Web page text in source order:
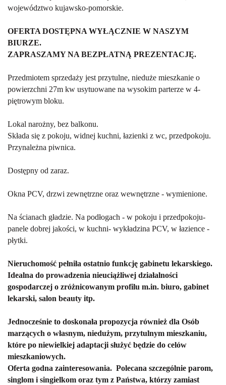
województwo kujawsko-pomorskie.
OFERTA DOSTĘPNA WYŁĄCZNIE W NASZYM
BIURZE.
ZAPRASZAMY NA BEZPŁATNĄ PREZENTACJĘ.
Przedmiotem sprzedaży jest przytulne, nieduże mieszkanie o
powierzchni 27m kw usytuowane na wysokim parterze w 4-
piętrowym bloku.
Lokal narożny, bez balkonu.
Składa się z pokoju, widnej kuchni, łazienki z wc, przedpokoju.
Przynależna piwnica.
Dostępny od zaraz.
Okna PCV, drzwi zewnętrzne oraz wewnętrzne - wymienione.
Na ścianach gładzie. Na podłogach - w pokoju i przedpokoju-
panele dobrej jakości, w kuchni- wykładzina PCV, w łazience -
płytki.
Nieruchomość pełniła ostatnio funkcję gabinetu lekarskiego.
Idealna do prowadzenia nieuciążliwej działalności
gospodarczej o zróżnicowanym profilu m.in. biuro, gabinet
lekarski, salon beauty itp.
Jednocześnie to doskonała propozycja również dla Osób
marzących o własnym, niedużym, przytulnym mieszkaniu,
które po niewielkiej adaptacji służyć będzie do celów
mieszkaniowych.
Oferta godna zainteresowania. Polecana szczególnie parom,
singlom i singielkom oraz tym z Państwa, którzy zamiast